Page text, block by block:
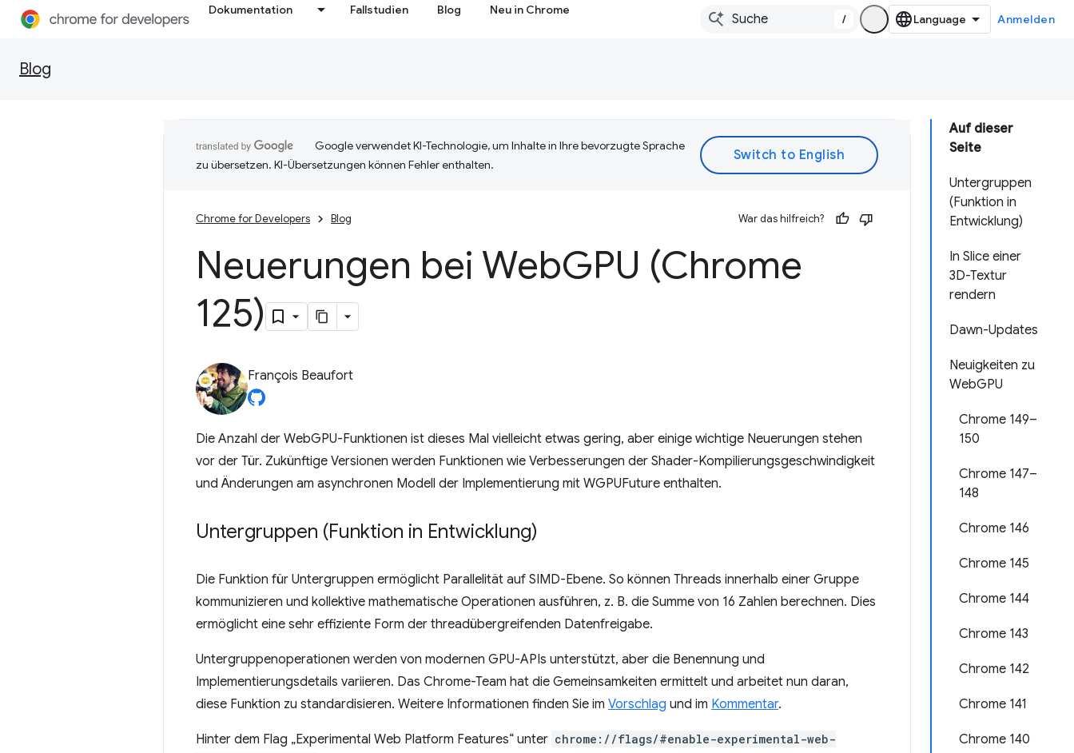
Dokumentation Fallstudien Blog Neu in Chrome
/ Anmelden
Blog
Auf dieser
Seite
Untergruppen
(Funktion in
Entwicklung)
In Slice einer
3D-Textur
rendern
Dawn-Updates
Neuigkeiten zu
WebGPU
Chrome 149–
150
Chrome 147–
148
Chrome 146
Chrome 145
Chrome 144
Chrome 143
Chrome 142
Chrome 141
Chrome 140
Google verwendet KI-Technologie, um Inhalte in Ihre bevorzugte Sprache
zu übersetzen. KI-Übersetzungen können Fehler enthalten.
Chrome for Developers Blog War das hilfreich?
Neuerungen bei WebGPU (Chrome
125)
François Beaufort
Die Anzahl der WebGPU-Funktionen ist dieses Mal vielleicht etwas gering, aber einige wichtige Neuerungen stehen
vor der Tür. Zukünftige Versionen werden Funktionen wie Verbesserungen der Shader-Kompilierungsgeschwindigkeit
und Änderungen am asynchronen Modell der Implementierung mit WGPUFuture enthalten.
Untergruppen (Funktion in Entwicklung)
Die Funktion für Untergruppen ermöglicht Parallelität auf SIMD-Ebene. So können Threads innerhalb einer Gruppe
kommunizieren und kollektive mathematische Operationen ausführen, z. B. die Summe von 16 Zahlen berechnen. Dies
ermöglicht eine sehr effiziente Form der threadübergreifenden Datenfreigabe.
Untergruppenoperationen werden von modernen GPU-APIs unterstützt, aber die Benennung und
Implementierungsdetails variieren. Das Chrome-Team hat die Gemeinsamkeiten ermittelt und arbeitet nun daran,
diese Funktion zu standardisieren. Weitere Informationen finden Sie im Vorschlag und im Kommentar.
Hinter dem Flag „Experimental Web Platform Features“ unter chrome://flags/#enable-experimental-web-